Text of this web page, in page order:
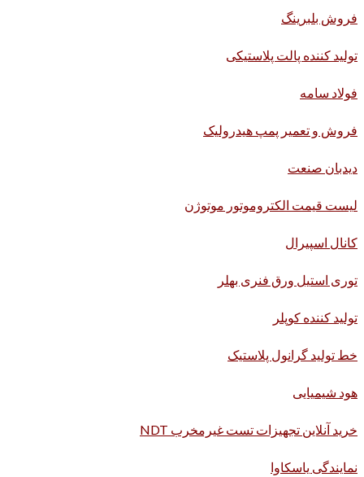
فروش بلبرینگ
تولید کننده پالت پلاستیکی
فولاد سامه
فروش و تعمیر پمپ هیدرولیک
دیدبان صنعت
لیست قیمت الکتروموتور موتوژن
کانال اسپیرال
توری استیل ورق فنری بهلر
تولید کننده کوپلر
خط تولید گرانول پلاستیک
هود شیمیایی
خرید آنلاین تجهیزات تست غیرمخرب NDT
نمایندگی یاسکاوا